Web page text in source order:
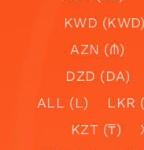
KWD (KWD)
AZN (₼)
DZD (DA)
ALL (L)
LKR
KZT (₸)